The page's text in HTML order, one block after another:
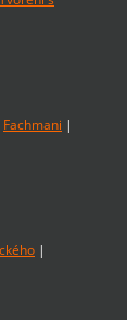
Fachmani |
|